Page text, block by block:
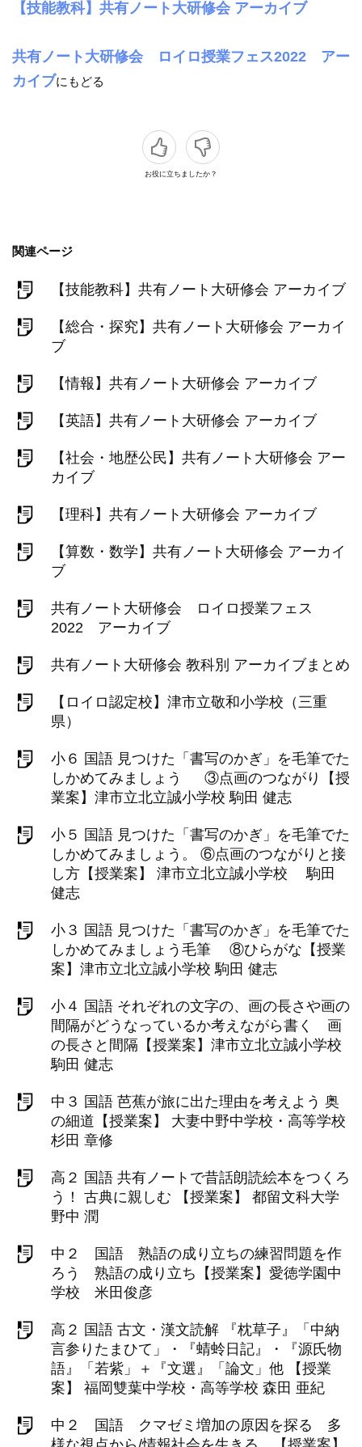
【技能教科】共有ノート大研修会 アーカイブ
共有ノート大研修会 ロイロ授業フェス2022 アー
カイブにもどる
お役に立ちましたか？
関連ページ
【技能教科】共有ノート大研修会 アーカイブ
【総合・探究】共有ノート大研修会 アーカイ
ブ
【情報】共有ノート大研修会 アーカイブ
【英語】共有ノート大研修会 アーカイブ
【社会・地歴公民】共有ノート大研修会 アー
カイブ
【理科】共有ノート大研修会 アーカイブ
【算数・数学】共有ノート大研修会 アーカイ
ブ
共有ノート大研修会 ロイロ授業フェス
2022 アーカイブ
共有ノート大研修会 教科別 アーカイブまとめ
【ロイロ認定校】津市立敬和小学校（三重
県）
小６ 国語 見つけた「書写のかぎ」を毛筆でた
しかめてみましょう ③点画のつながり【授
業案】津市立北立誠小学校 駒田 健志
小５ 国語 見つけた「書写のかぎ」を毛筆でた
しかめてみましょう。 ⑥点画のつながりと接
し方【授業案】 津市立北立誠小学校 駒田
健志
小３ 国語 見つけた「書写のかぎ」を毛筆でた
しかめてみましょう毛筆 ⑧ひらがな【授業
案】津市立北立誠小学校 駒田 健志
小４ 国語 それぞれの文字の、画の長さや画の
間隔がどうなっているか考えながら書く 画
の長さと間隔【授業案】津市立北立誠小学校
駒田 健志
中３ 国語 芭蕉が旅に出た理由を考えよう 奥
の細道【授業案】 大妻中野中学校・高等学校
杉田 章修
高２ 国語 共有ノートで昔話朗読絵本をつくろ
う！ 古典に親しむ 【授業案】 都留文科大学
野中 潤
中２ 国語 熟語の成り立ちの練習問題を作
ろう 熟語の成り立ち【授業案】愛徳学園中
学校 米田俊彦
高２ 国語 古文・漢文読解 『枕草子』「中納
言参りたまひて」・『蜻蛉日記』・『源氏物
語』「若紫」＋『文選』「論文」他 【授業
案】 福岡雙葉中学校・高等学校 森田 亜紀
中２ 国語 クマゼミ増加の原因を探る 多